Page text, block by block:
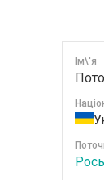
Ім\'я
Рось